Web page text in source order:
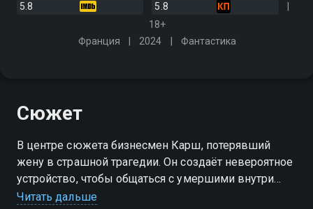
5.8
5.8
18+
Франция
2024 Фантастика
Сюжет
В центре сюжета бизнесмен Карш, потерявший
жену в страшной трагедии. Он создаёт невероятное
устройство, чтобы общаться с умершими внутри
погребального савана. Революционная технология
Читать дальше